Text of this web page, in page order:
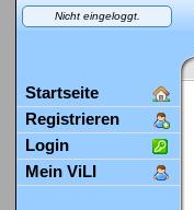
Nicht eingeloggt.
Startseite
Registrieren
Login
Mein ViLI